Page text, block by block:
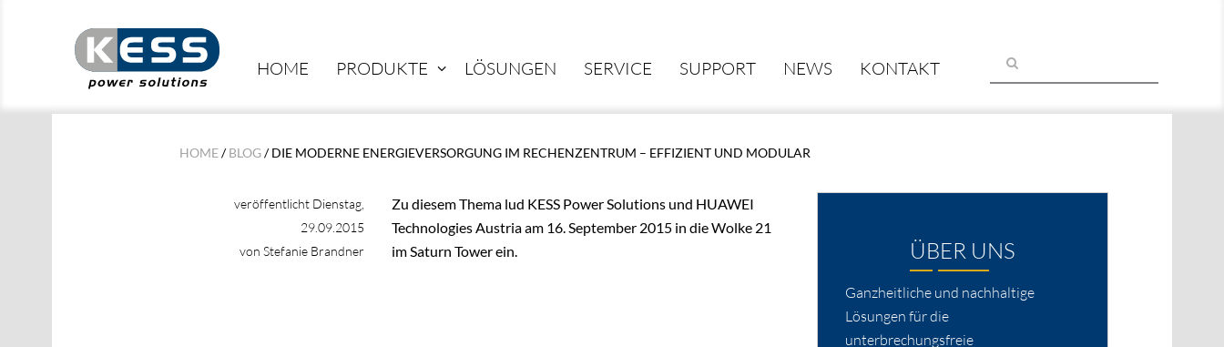
HOME PRODUKTE LÖSUNGEN SERVICE SUPPORT NEWS KONTAKT
HOME/BLOG/ DIE MODERNE ENERGIEVERSORGUNG IM RECHENZENTRUM – EFFIZIENT UND MODULAR
veröffentlicht Dienstag,
29.09.2015
von Stefanie Brandner
Zu diesem Thema lud KESS Power Solutions und HUAWEI
Technologies Austria am 16. September 2015 in die Wolke 21
im Saturn Tower ein.
ÜBER UNS
Ganzheitliche und nachhaltige
Lösungen für die
unterbrechungsfreie